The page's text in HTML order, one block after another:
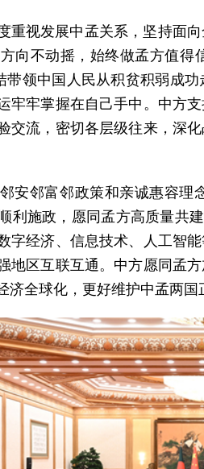
重视发展中孟关系，坚持面
向不动摇，始终做孟方值
带领中国人民从积贫积弱成
牢牢掌握在自己手中。中方
交流，密切各层级往来，深
安邻富邻政策和亲诚惠容
利施政，愿同孟方高质量共
字经济、信息技术、人工智
地区互联互通。中方愿同孟
济全球化，更好维护中孟两国